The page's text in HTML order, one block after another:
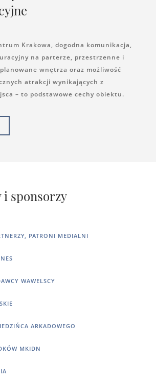
Krakowa, dogodna komunikacja,
na parterze, przestrzenne i
wnętrza oraz możliwość
atrakcji wynikających z
– to podstawowe cechy obiektu.
i sponsorzy
PATRONI MEDIALNI
WAWELSCY
ARKADOWEGO
MKIDN